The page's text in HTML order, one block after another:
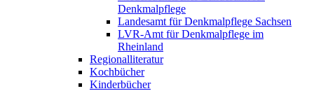
Denkmalpflege
Landesamt für Denkmalpflege Sachsen
LVR-Amt für Denkmalpflege im
Rheinland
Regionalliteratur
Kochbücher
Kinderbücher